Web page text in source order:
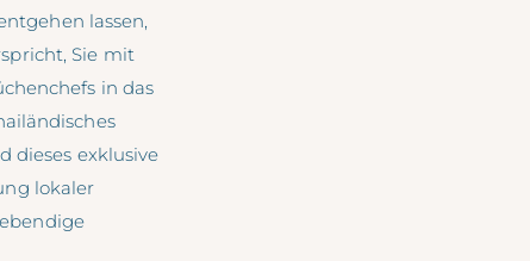
lassen,
Sie mit
in das
dieses exklusive
lokaler